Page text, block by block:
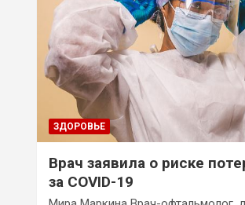
ЗДОРОВЬЕ
Врач заявила о риске
за COVID-19